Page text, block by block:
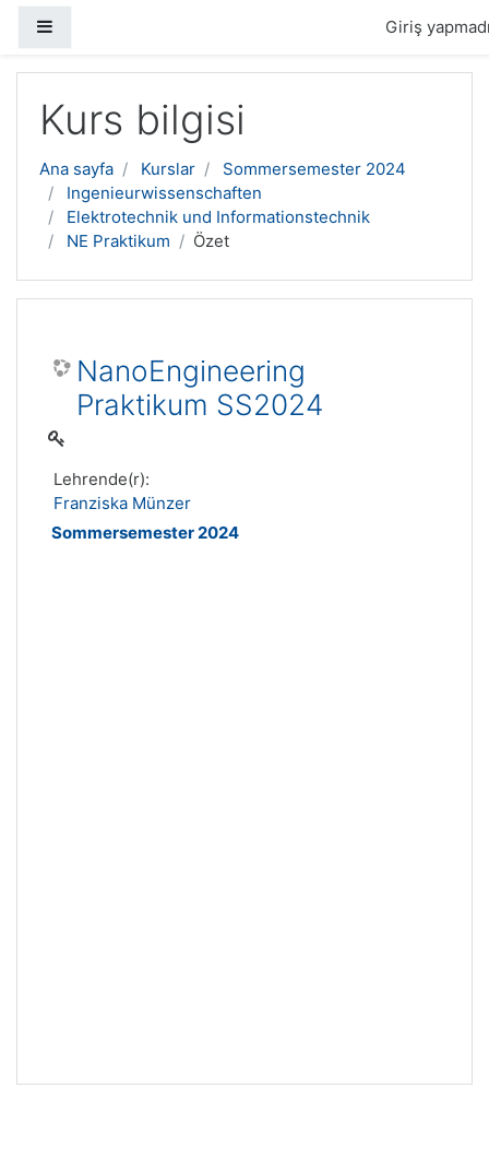
Giriş
Kurs bilgisi
Ana sayfa Kurslar
Sommersemester 2024
Ingenieurwissenschaften
Elektrotechnik und Informationstechnik
NE Praktikum
Özet
NanoEngineering
Praktikum SS2024
Lehrende(r):
Franziska Münzer
Sommersemester 2024